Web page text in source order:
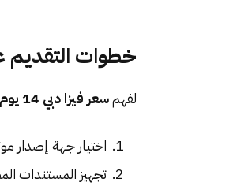
خطوات التقديم على
لفهمسعر فيزا دبي 14 يوم
اختيار جهة إصدار
تجهيز المستندات